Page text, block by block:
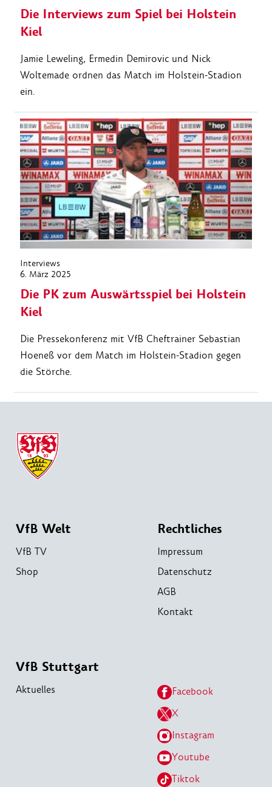
Die Interviews zum Spiel bei Holstein
Kiel
Jamie Leweling, Ermedin Demirovic und Nick
Woltemade ordnen das Match im Holstein-Stadion
ein.
Interviews
6. März 2025
Die PK zum Auswärtsspiel bei Holstein
Kiel
Die Pressekonferenz mit VfB Cheftrainer Sebastian
Hoeneß vor dem Match im Holstein-Stadion gegen
die Störche.
VfB Welt
VfB TV
Shop
Rechtliches
Impressum
Datenschutz
AGB
Kontakt
VfB Stuttgart
Aktuelles
Facebook
X
Instagram
Youtube
Tiktok